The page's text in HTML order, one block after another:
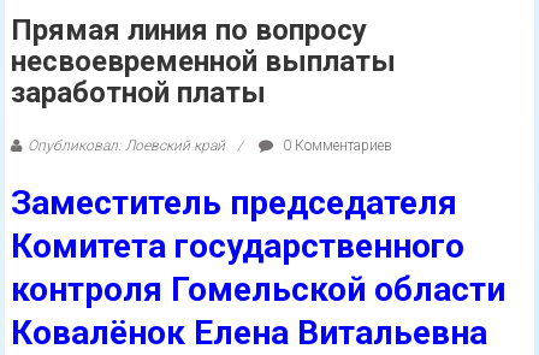
Прямая линия по вопросу
несвоевременной выплаты
заработной платы
Опубликовал: Лоевский край 0 Комментариев
Заместитель председателя
Комитета государственного
контроля Гомельской области
Ковалёнок Елена Витальевна